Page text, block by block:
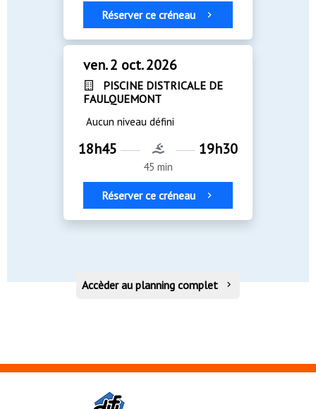
Réserver ce créneau
ven. 2 oct. 2026
PISCINE DISTRICALE DE
FAULQUEMONT
Aucun niveau défini
18h45 19h30
45 min
Réserver ce créneau
Accèder au planning complet